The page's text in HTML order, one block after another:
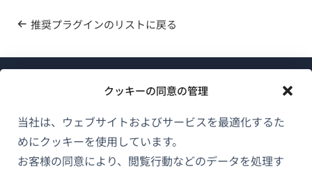
クッキーの同意の管理
当社は、ウェブサイトおよびサービスを最適化するた
めにクッキーを使用しています。
お客様の同意により、閲覧行動などのデータを処理す
推奨プラグインのリストに戻る
WPMLについて